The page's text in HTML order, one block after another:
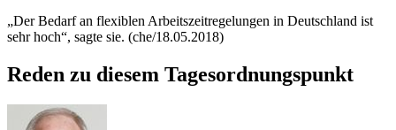
„Der Bedarf an flexiblen Arbeitszeitregelungen in Deutschland ist
sehr hoch“, sagte sie. (che/18.05.2018)
Reden zu diesem Tagesordnungspunkt